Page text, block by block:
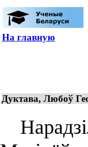
На главную
Дуктава, Любоў